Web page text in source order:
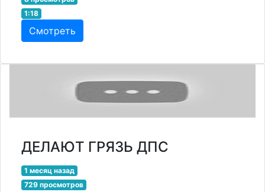
1:18
Смотреть
ДЕЛАЮТ ГРЯЗЬ ДПС
1 месяц назад
729 просмотров